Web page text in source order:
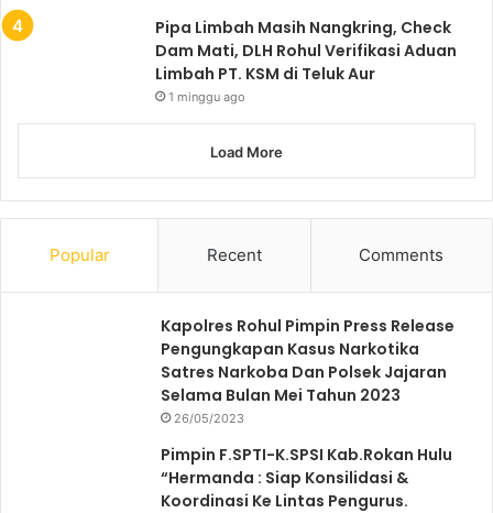
Pipa Limbah Masih Nangkring, Check
Dam Mati, DLH Rohul Verifikasi Aduan
Limbah PT. KSM di Teluk Aur
1 minggu ago
Load More
Popular Recent Comments
Kapolres Rohul Pimpin Press Release
Pengungkapan Kasus Narkotika
Satres Narkoba Dan Polsek Jajaran
Selama Bulan Mei Tahun 2023
26/05/2023
Pimpin F.SPTI-K.SPSI Kab.Rokan Hulu
“Hermanda : Siap Konsilidasi &
Koordinasi Ke Lintas Pengurus.